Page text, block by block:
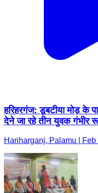
हरिहरगंज: डूबटीया मोड़ के
देने जा रहे तीन युवक गंभीर
Hariharganj, Palamu | Feb